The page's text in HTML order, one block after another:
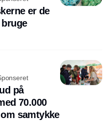
er de
på
70.000
samtykke